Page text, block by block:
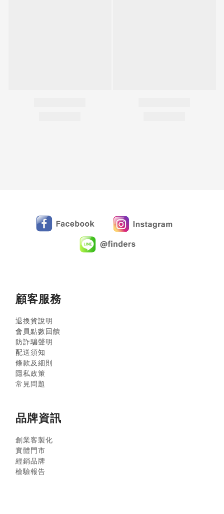
顧客服務
退換貨說明
會員點數回饋
防詐騙聲明
配送須知
條款及細則
隱私政策
常見問題
品牌資訊
創業客製化
實體門市
經銷品牌
檢驗報告